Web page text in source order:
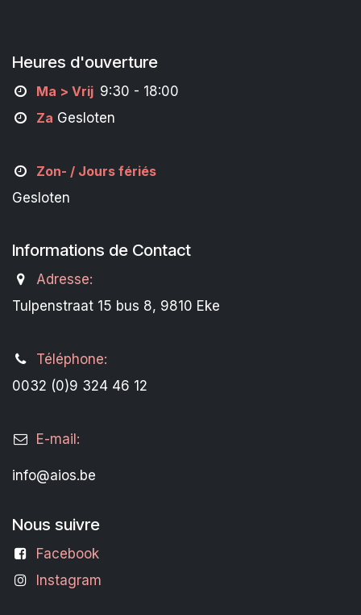
Heures d'ouverture
Ma > Vrij 9:30 - 18:00
Za Gesloten
Zon- / Jours fériés
Gesloten
Informations de Contact
Adresse:
Tulpenstraat 15 bus 8, 9810 Eke
Téléphone:
0032 (0)9 324 46 12
E-mail:
info@aios.be
Nous suivre
Facebook
Instagram